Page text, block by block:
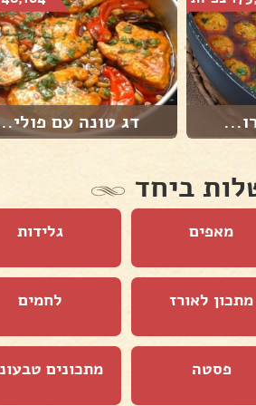
דג טונה עם
ביחד
מאפים גלידות
מתכון לאורז לחמים
פסטה מתכונים